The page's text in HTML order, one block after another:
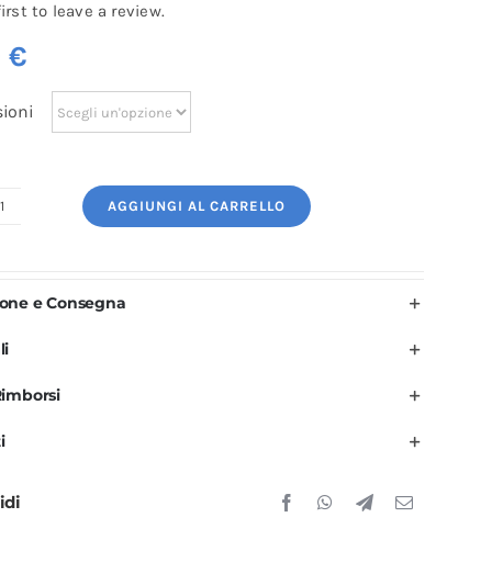
to leave a review.
€
Stetoscopio
quantità
AGGIUNGI AL CARRELLO
e Consegna